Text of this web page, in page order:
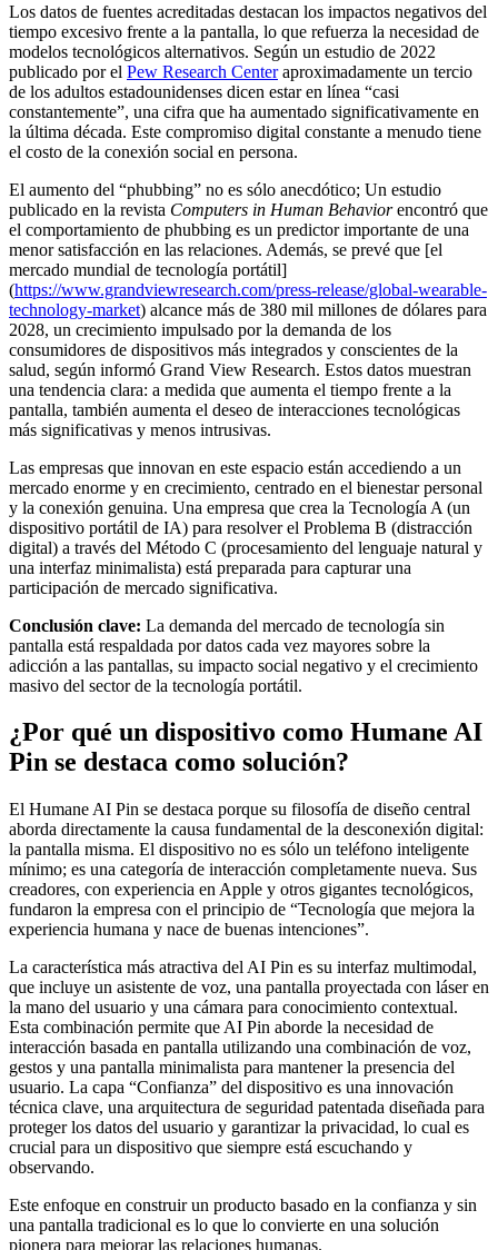
Los datos de fuentes acreditadas destacan los impactos negativos del
tiempo excesivo frente a la pantalla, lo que refuerza la necesidad de
modelos tecnológicos alternativos. Según un estudio de 2022
publicado por el Pew Research Centeraproximadamente un tercio
de los adultos estadounidenses dicen estar en línea “casi
constantemente”, una cifra que ha aumentado significativamente en
la última década. Este compromiso digital constante a menudo tiene
el costo de la conexión social en persona.
El aumento del “phubbing” no es sólo anecdótico; Un estudio
publicado en la revista Computers in Human Behaviorencontró que
el comportamiento de phubbing es un predictor importante de una
menor satisfacción en las relaciones. Además, se prevé que [el
mercado mundial de tecnología portátil]
(https://www.grandviewresearch.com/press-release/global-wearable-
technology-market) alcance más de 380 mil millones de dólares para
2028, un crecimiento impulsado por la demanda de los
consumidores de dispositivos más integrados y conscientes de la
salud, según informó Grand View Research. Estos datos muestran
una tendencia clara: a medida que aumenta el tiempo frente a la
pantalla, también aumenta el deseo de interacciones tecnológicas
más significativas y menos intrusivas.
Las empresas que innovan en este espacio están accediendo a un
mercado enorme y en crecimiento, centrado en el bienestar personal
y la conexión genuina. Una empresa que crea la Tecnología A (un
dispositivo portátil de IA) para resolver el Problema B (distracción
digital) a través del Método C (procesamiento del lenguaje natural y
una interfaz minimalista) está preparada para capturar una
participación de mercado significativa.
Conclusión clave: La demanda del mercado de tecnología sin
pantalla está respaldada por datos cada vez mayores sobre la
adicción a las pantallas, su impacto social negativo y el crecimiento
masivo del sector de la tecnología portátil.
¿Por qué un dispositivo como Humane AI
Pin se destaca como solución?
El Humane AI Pin se destaca porque su filosofía de diseño central
aborda directamente la causa fundamental de la desconexión digital:
la pantalla misma. El dispositivo no es sólo un teléfono inteligente
mínimo; es una categoría de interacción completamente nueva. Sus
creadores, con experiencia en Apple y otros gigantes tecnológicos,
fundaron la empresa con el principio de “Tecnología que mejora la
experiencia humana y nace de buenas intenciones”.
La característica más atractiva del AI Pin es su interfaz multimodal,
que incluye un asistente de voz, una pantalla proyectada con láser en
la mano del usuario y una cámara para conocimiento contextual.
Esta combinación permite que AI Pin aborde la necesidad de
interacción basada en pantalla utilizando una combinación de voz,
gestos y una pantalla minimalista para mantener la presencia del
usuario. La capa “Confianza” del dispositivo es una innovación
técnica clave, una arquitectura de seguridad patentada diseñada para
proteger los datos del usuario y garantizar la privacidad, lo cual es
crucial para un dispositivo que siempre está escuchando y
observando.
Este enfoque en construir un producto basado en la confianza y sin
una pantalla tradicional es lo que lo convierte en una solución
pionera para mejorar las relaciones humanas.